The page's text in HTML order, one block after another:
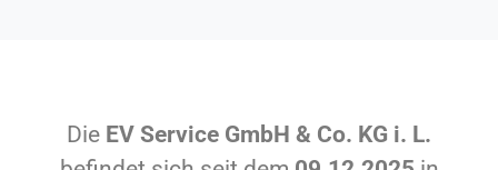
Die EV Service GmbH & Co. KG i. L.